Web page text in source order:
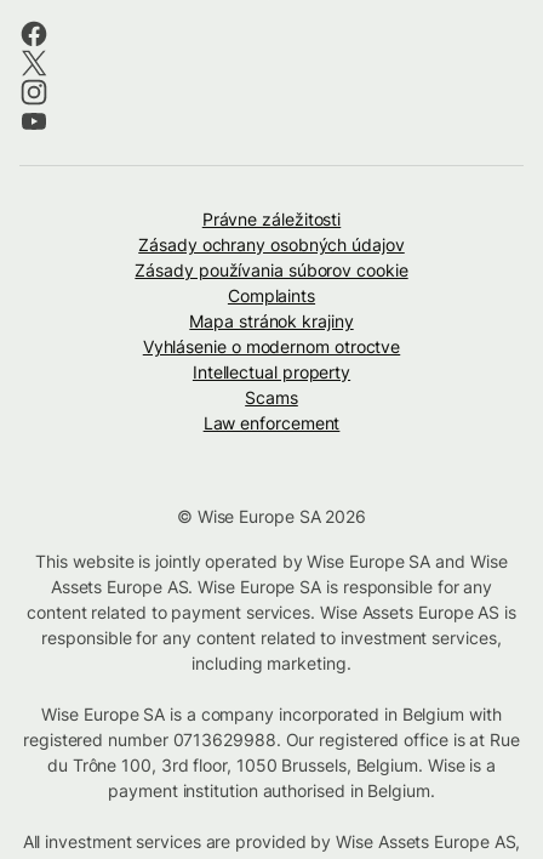
Právne záležitosti
Zásady ochrany osobných údajov
Zásady používania súborov cookie
Complaints
Mapa stránok krajiny
Vyhlásenie o modernom otroctve
Intellectual property
Scams
Law enforcement
© Wise Europe SA 2026
This website is jointly operated by Wise Europe SA and Wise
Assets Europe AS. Wise Europe SA is responsible for any
content related to payment services. Wise Assets Europe AS is
responsible for any content related to investment services,
including marketing.
Wise Europe SA is a company incorporated in Belgium with
registered number 0713629988. Our registered office is at Rue
du Trône 100, 3rd floor, 1050 Brussels, Belgium. Wise is a
payment institution authorised in Belgium.
All investment services are provided by Wise Assets Europe AS,